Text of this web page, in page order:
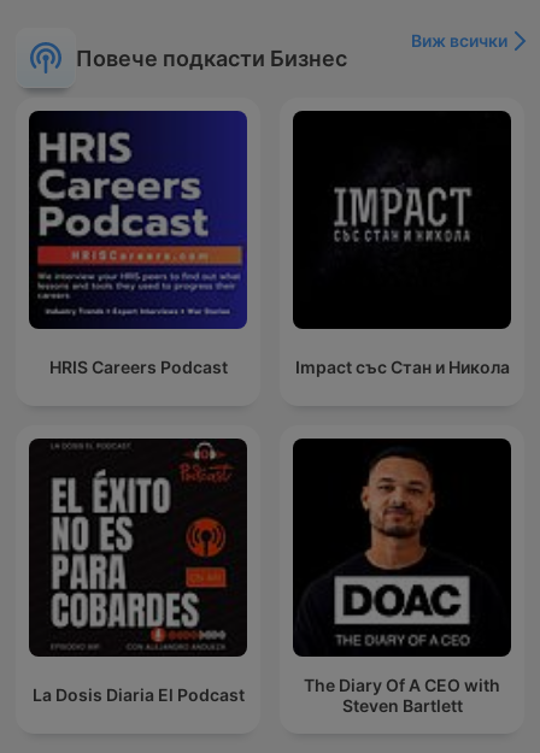
Повече подкасти Бизнес
Виж всички
HRIS Careers Podcast Impact със Стан и Никола
La Dosis Diaria El Podcast
The Diary Of A CEO with
Steven Bartlett